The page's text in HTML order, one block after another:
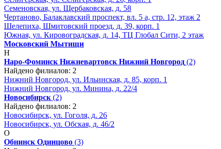
Семеновская, ул. Щербаковская, д. 58
Чертаново, Балаклавский проспект, вл. 5 а, стр. 12, этаж 2
Шелепиха, Шмитовский проезд, д. 39, корп. 1
Южная, ул. Кировоградская, д. 14, ТЦ Глобал Сити, 2 этаж
Московский Мытищи
Н
Наро-Фоминск Нижневартовск Нижний Новгород (2)
Найдено филиалов: 2
Нижний Новгород, ул. Ильинская, д. 85, корп. 1
Нижний Новгород, ул. Минина, д. 22/4
Новосибирск (2)
Найдено филиалов: 2
Новосибирск, ул. Гоголя, д. 26
Новосибирск, ул. Обская, д. 46/2
О
Обнинск Одинцово (3)